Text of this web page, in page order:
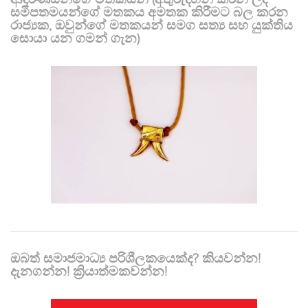
සමීපතමයන්ගේ මතකය අමතක කිරීමට බල කරන
රාජ්‍යක, ඔවුන්ගේ මතකයන් සමග සත්‍ය සහ යුක්තිය
සොයා යන ගමන් ගැන)
ඔබත් සමාජමාධ්‍ය පරිශීලකයෙක්ද? කියවන්න!
දැනගන්න! ක්‍රියාත්මකවන්න!